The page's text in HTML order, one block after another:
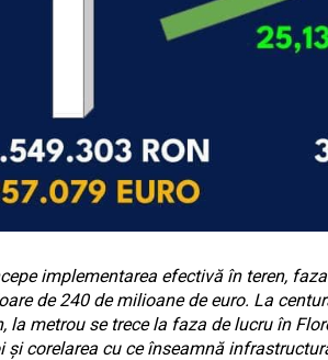
implementarea efectivă în teren,
de 240 de milioane de euro. La
la metrou se trece la faza de lucru în
și corelarea cu ce înseamnă